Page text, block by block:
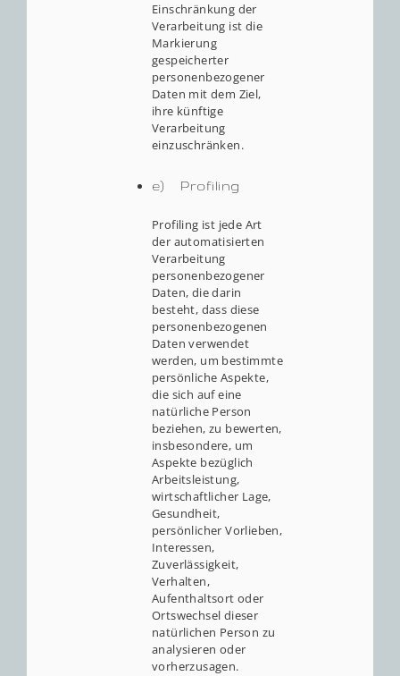
Einschränkung der
Verarbeitung ist die
Markierung
gespeicherter
personenbezogener
Daten mit dem Ziel,
ihre künftige
Verarbeitung
einzuschränken.
e) Profiling
Profiling ist jede Art
der automatisierten
Verarbeitung
personenbezogener
Daten, die darin
besteht, dass diese
personenbezogenen
Daten verwendet
werden, um bestimmte
persönliche Aspekte,
die sich auf eine
natürliche Person
beziehen, zu bewerten,
insbesondere, um
Aspekte bezüglich
Arbeitsleistung,
wirtschaftlicher Lage,
Gesundheit,
persönlicher Vorlieben,
Interessen,
Zuverlässigkeit,
Verhalten,
Aufenthaltsort oder
Ortswechsel dieser
natürlichen Person zu
analysieren oder
vorherzusagen.